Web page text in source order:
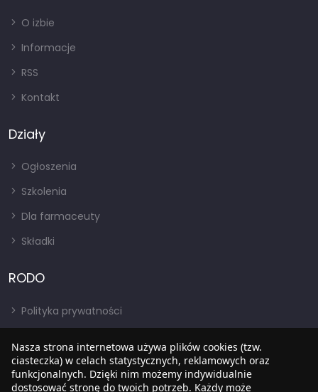
O izbie
Informacje
RSS
Kontakt
Działy
Ogłoszenia
Szkolenia
Dla farmaceuty
Składki
RODO
Polityka prywatności
RODO
BIP
Nasza strona internetowa używa plików cookies (tzw.
ciasteczka) w celach statystycznych, reklamowych oraz
funkcjonalnych. Dzięki nim możemy indywidualnie
dostosować stronę do twoich potrzeb. Każdy może